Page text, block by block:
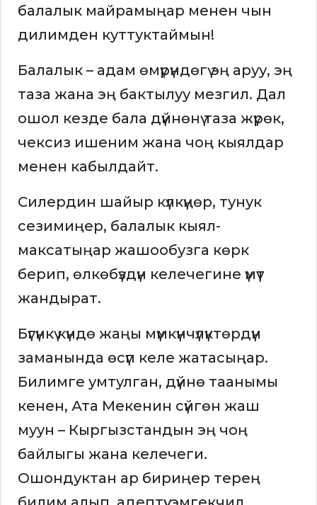
балалык майрамыңар менен чын
дилимден куттуктаймын!
Балалык – адам өмүрүндөгү эң аруу, эң
таза жана эң бактылуу мезгил. Дал
ошол кезде бала дүйнөнү таза жүрөк,
чексиз ишеним жана чоң кыялдар
менен кабылдайт.
Силердин шайыр күлкүңөр, тунук
сезимиңер, балалык кыял-
максатыңар жашообузга көрк
берип, өлкөбүздүн келечегине үмүт
жандырат.
Бүгүнкү күндө жаңы мүмкүнчүлүктөрдүн
заманында өсүп келе жатасыңар.
Билимге умтулган, дүйнө таанымы
кенен, Ата Мекенин сүйгөн жаш
муун – Кыргызстандын эң чоң
байлыгы жана келечеги.
Ошондуктан ар бириңер терең